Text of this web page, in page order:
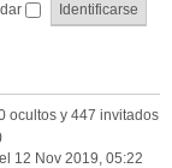
ocultos y 447 invitados
el 12 Nov 2019, 05:22